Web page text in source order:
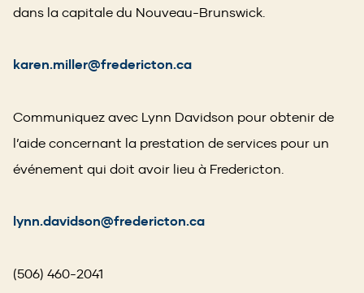
dans la capitale du Nouveau-Brunswick.
karen.miller@fredericton.ca
Communiquez avec Lynn Davidson pour obtenir de
l’aide concernant la prestation de services pour un
événement qui doit avoir lieu à Fredericton.
lynn.davidson@fredericton.ca
(506) 460-2041